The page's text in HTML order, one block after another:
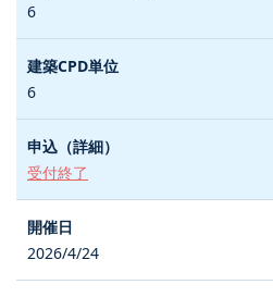
6
6
受付終了
2026/4/24